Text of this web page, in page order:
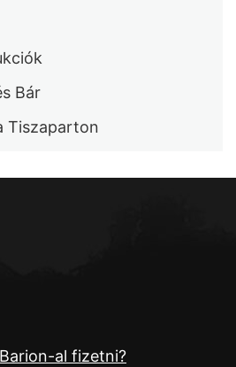
Bár
Tiszaparton
al fizetni?